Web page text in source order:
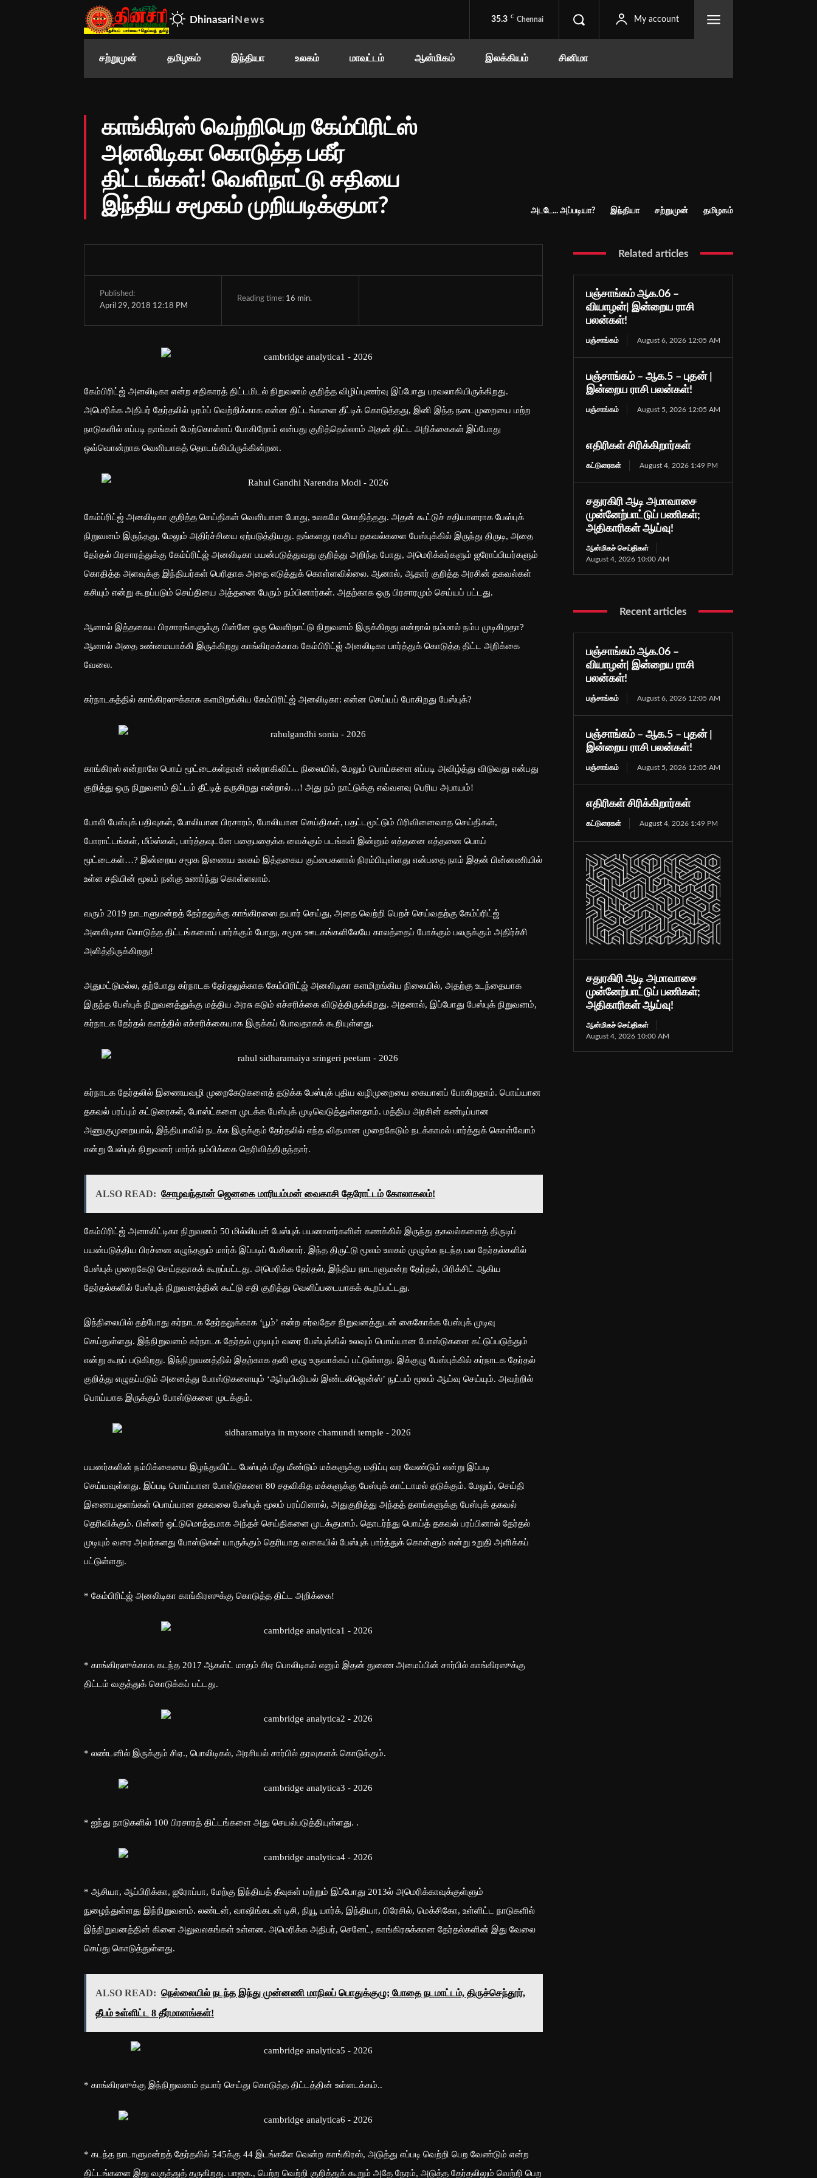
Dhinasari News 35.3 C Chennai My account
சற்றுமுன் தமிழகம் இந்தியா உலகம் மாவட்டம் ஆன்மிகம் இலக்கியம் சினிமா
காங்கிரஸ் வெற்றிபெற கேம்பிரிட்ஸ்
அனலிடிகா கொடுத்த பகீர்
திட்டங்கள்! வெளிநாட்டு சதியை
இந்திய சமூகம் முறியடிக்குமா?
அடடே... அப்படியா? இந்தியா சற்றுமுன் தமிழகம்
Published:
April 29, 2018 12:18 PM
Reading time: 16 min.
கேம்பிரிட்ஜ் அனலிடிகா என்ற சதிகாரத் திட்டமிடல் நிறுவனம் குறித்த விழிப்புணர்வு இப்போது பரவலாகியிருக்கிறது.
அமெரிக்க அதிபர் தேர்தலில் டிரம்ப் வெற்றிக்காக என்ன திட்டங்களை தீட்டிக் கொடுத்தது, இனி இந்த நடைமுறையை மற்ற
நாடுகளில் எப்படி தாங்கள் மேற்கொள்ளப் போகிறோம் என்பது குறித்தெல்லாம் அதன் திட்ட அறிக்கைகள் இப்போது
ஒவ்வொன்றாக வெளியாகத் தொடங்கியிருக்கின்றன.
கேம்ப்ரிட்ஜ் அனலிடிகா குறித்த செய்திகள் வெளியான போது, உலகமே கொதித்தது. அதன் கூட்டுச் சதியாளராக பேஸ்புக்
நிறுவனம் இருந்தது, மேலும் அதிர்ச்சியை ஏற்படுத்தியது. தங்களது ரகசிய தகவல்களை பேஸ்புக்கில் இருந்து திருடி, அதை
தேர்தல் பிரசாரத்துக்கு கேம்ப்ரிட்ஜ் அனலிடிகா பயன்படுத்துவது குறித்து அறிந்த போது, அமெரிக்கர்களும் ஐரோப்பியர்களும்
கொதித்த அளவுக்கு இந்தியர்கள் பெரிதாக அதை எடுத்துக் கொள்ளவில்லை. ஆனால், ஆதார் குறித்த அரசின் தகவல்கள்
கசியும் என்று கூறப்படும் செய்தியை அத்தனை பேரும் நம்பினார்கள். அதற்காக ஒரு பிரசாரமும் செய்யப் பட்டது.
ஆனால் இத்தகைய பிரசாரங்களுக்கு பின்னே ஒரு வெளிநாட்டு நிறுவனம் இருக்கிறது என்றால் நம்மால் நம்ப முடிகிறதா?
ஆனால் அதை உண்மையாக்கி இருக்கிறது காங்கிரசுக்காக கேம்பிரிட்ஜ் அனலிடிகா பார்த்துக் கொடுத்த திட்ட அறிக்கை
வேலை.
கர்நாடகத்தில் காங்கிரஸுக்காக களமிறங்கிய கேம்பிரிட்ஜ் அனலிடிகா: என்ன செய்யப் போகிறது பேஸ்புக்?
காங்கிரஸ் என்றாலே பொய் மூட்டைகள்தான் என்றாகிவிட்ட நிலையில், மேலும் பொய்களை எப்படி அவிழ்த்து விடுவது என்பது
குறித்து ஒரு நிறுவனம் திட்டம் தீட்டித் தருகிறது என்றால்…! அது நம் நாட்டுக்கு எவ்வளவு பெரிய அபாயம்!
போலி பேஸ்புக் பதிவுகள், போலியான பிரசாரம், போலியான செய்திகள், பதட்டமூட்டும் பிரிவினைவாத செய்திகள்,
போராட்டங்கள், மீம்ஸ்கள், பார்த்தவுடனே பதைபதைக்க வைக்கும் படங்கள் இன்னும் எத்தனை எத்தனை பொய்
மூட்டைகள்…? இன்றைய சமூக இணைய உலகம் இத்தகைய குப்பைகளால் நிரம்பியுள்ளது என்பதை நாம் இதன் பின்னணியில்
உள்ள சதியின் மூலம் நன்கு உணர்ந்து கொள்ளலாம்.
வரும் 2019 நாடாளுமன்றத் தேர்தலுக்கு காங்கிரஸை தயார் செய்து, அதை வெற்றி பெறச் செய்வதற்கு கேம்ப்ரிட்ஜ்
அனலிடிகா கொடுத்த திட்டங்களைப் பார்க்கும் போது, சமூக ஊடகங்களிலேயே காலத்தைப் போக்கும் பலருக்கும் அதிர்ச்சி
அளித்திருக்கிறது!
அதுமட்டுமல்ல, தற்போது கர்நாடக தேர்தலுக்காக கேம்பிரிட்ஜ் அனலிடிகா களமிறங்கிய நிலையில், அதற்கு உடந்தையாக
இருந்த பேஸ்புக் நிறுவனத்துக்கு மத்திய அரசு கடும் எச்சரிக்கை விடுத்திருக்கிறது. அதனால், இப்போது பேஸ்புக் நிறுவனம்,
கர்நாடக தேர்தல் களத்தில் எச்சரிக்கையாக இருக்கப் போவதாகக் கூறியுள்ளது.
கர்நாடக தேர்தலில் இணையவழி முறைகேடுகளைத் தடுக்க பேஸ்புக் புதிய வழிமுறையை கையாளப் போகிறதாம். பொய்யான
தகவல் பரப்பும் கட்டுரைகள், போஸ்ட்களை முடக்க பேஸ்புக் முடிவெடுத்துள்ளதாம். மத்திய அரசின் கண்டிப்பான
அணுகுமுறையால், இந்தியாவில் நடக்க இருக்கும் தேர்தலில் எந்த விதமான முறைகேடும் நடக்காமல் பார்த்துக் கொள்வோம்
என்று பேஸ்புக் நிறுவனர் மார்க் நம்பிக்கை தெரிவித்திருந்தார்.
ALSO READ: சோழவந்தான் ஜெனகை மாரியம்மன் வைகாசி தேரோட்டம் கோலாகலம்!
கேம்பிரிட்ஜ் அனாலிட்டிகா நிறுவனம் 50 மில்லியன் பேஸ்புக் பயனாளர்களின் கணக்கில் இருந்து தகவல்களைத் திருடிப்
பயன்படுத்திய பிரச்னை எழுந்ததும் மார்க் இப்படிப் பேசினார். இந்த திருட்டு மூலம் உலகம் முழுக்க நடந்த பல தேர்தல்களில்
பேஸ்புக் முறைகேடு செய்ததாகக் கூறப்பட்டது. அமெரிக்க தேர்தல், இந்திய நாடாளுமன்ற தேர்தல், பிரிக்சிட் ஆகிய
தேர்தல்களில் பேஸ்புக் நிறுவனத்தின் கூட்டு சதி குறித்து வெளிப்படையாகக் கூறப்பட்டது.
இந்நிலையில் தற்போது கர்நாடக தேர்தலுக்காக ‘பூம்’ என்ற சர்வதேச நிறுவனத்துடன் கைகோக்க பேஸ்புக் முடிவு
செய்துள்ளது. இந்நிறுவனம் கர்நாடக தேர்தல் முடியும் வரை பேஸ்புக்கில் உலவும் பொய்யான போஸ்டுகளை கட்டுப்படுத்தும்
என்று கூறப் படுகிறது. இந்நிறுவனத்தில் இதற்காக தனி குழு உருவாக்கப் பட்டுள்ளது. இக்குழு பேஸ்புக்கில் கர்நாடக தேர்தல்
குறித்து எழுதப்படும் அனைத்து போஸ்டுகளையும் ‘ஆர்டிபிஷியல் இண்டலிஜென்ஸ்’ நுட்பம் மூலம் ஆய்வு செய்யும். அவற்றில்
பொய்யாக இருக்கும் போஸ்டுகளை முடக்கும்.
பயனர்களின் நம்பிக்கையை இழந்துவிட்ட பேஸ்புக் மீது மீண்டும் மக்களுக்கு மதிப்பு வர வேண்டும் என்று இப்படி
செய்யவுள்ளது. இப்படி பொய்யான போஸ்டுகளை 80 சதவிகித மக்களுக்கு பேஸ்புக் காட்டாமல் தடுக்கும். மேலும், செய்தி
இணையதளங்கள் பொய்யான தகவலை பேஸ்புக் மூலம் பரப்பினால், அதுகுறித்து அந்தத் தளங்களுக்கு பேஸ்புக் தகவல்
தெரிவிக்கும். பின்னர் ஒட்டுமொத்தமாக அந்தச் செய்திகளை முடக்குமாம். தொடர்ந்து பொய்த் தகவல் பரப்பினால் தேர்தல்
முடியும் வரை அவர்களது போஸ்டுகள் யாருக்கும் தெரியாத வகையில் பேஸ்புக் பார்த்துக் கொள்ளும் என்று உறுதி அளிக்கப்
பட்டுள்ளது.
* கேம்பிரிட்ஜ் அனலிடிகா காங்கிரஸுக்கு கொடுத்த திட்ட அறிக்கை!
* காங்கிரஸுக்காக கடந்த 2017 ஆகஸ்ட் மாதம் சிஏ பொலிடிகல் எனும் இதன் துணை அமைப்பின் சார்பில் காங்கிரஸுக்கு
திட்டம் வகுத்துக் கொடுக்கப் பட்டது.
* லண்டனில் இருக்கும் சிஏ., பொலிடிகல், அரசியல் சார்பில் தரவுகளக் கொடுக்கும்.
* ஐந்து நாடுகளில் 100 பிரசாரத் திட்டங்களை அது செயல்படுத்தியுள்ளது. .
* ஆசியா, ஆப்பிரிக்கா, ஐரோப்பா, மேற்கு இந்தியத் தீவுகள் மற்றும் இப்போது 2013ல் அமெரிக்காவுக்குள்ளும்
நுழைந்துள்ளது இந்நிறுவனம். லண்டன், வாஷிங்கடன் டிசி, நியூ யார்க், இந்தியா, பிரேசில், மெக்சிகோ, உள்ளிட்ட நாடுகளில்
இந்நிறுவனத்தின் கிளை அலுவலகங்கள் உள்ளன. அமெரிக்க அதிபர், செனேட், காங்கிரசுக்கான தேர்தல்களின் இது வேலை
செய்து கொடுத்துள்ளது.
ALSO READ: நெல்லையில் நடந்த இந்து முன்னணி மாநிலப் பொதுக்குழு; போதை நடமாட்டம், திருச்செந்தூர்,
தீபம் உள்ளிட்ட 8 தீர்மானங்கள்!
* காங்கிரஸுக்கு இந்நிறுவனம் தயார் செய்து கொடுத்த திட்டத்தின் உள்ளடக்கம்..
* கடந்த நாடாளுமன்றத் தேர்தலில் 545க்கு 44 இடங்களே வென்ற காங்கிரஸ், அடுத்து எப்படி வெற்றி பெற வேண்டும் என்ற
திட்டங்களை இது வகுத்துத் தருகிறது. பாஜக., பெற்ற வெற்றி குறித்துக் கூறும் அதே நேரம், அடுத்த தேர்தலிலும் வெற்றி பெற
Related articles
பஞ்சாங்கம் ஆக.06 –
வியாழன்| இன்றைய ராசி
பலன்கள்!
பஞ்சாங்கம் August 6, 2026 12:05 AM
பஞ்சாங்கம் – ஆக.5 – புதன் |
இன்றைய ராசி பலன்கள்!
பஞ்சாங்கம் August 5, 2026 12:05 AM
எதிரிகள் சிரிக்கிறார்கள்
கட்டுரைகள் August 4, 2026 1:49 PM
சதுரகிரி ஆடி அமாவாசை
முன்னேற்பாட்டுப் பணிகள்;
அதிகாரிகள் ஆய்வு!
ஆன்மிகச் செய்திகள்
August 4, 2026 10:00 AM
Recent articles
பஞ்சாங்கம் ஆக.06 –
வியாழன்| இன்றைய ராசி
பலன்கள்!
பஞ்சாங்கம் August 6, 2026 12:05 AM
பஞ்சாங்கம் – ஆக.5 – புதன் |
இன்றைய ராசி பலன்கள்!
பஞ்சாங்கம் August 5, 2026 12:05 AM
எதிரிகள் சிரிக்கிறார்கள்
கட்டுரைகள் August 4, 2026 1:49 PM
சதுரகிரி ஆடி அமாவாசை
முன்னேற்பாட்டுப் பணிகள்;
அதிகாரிகள் ஆய்வு!
ஆன்மிகச் செய்திகள்
August 4, 2026 10:00 AM